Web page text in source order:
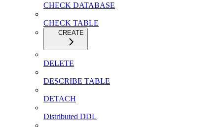
CHECK DATABASE
CHECK TABLE
CREATE
DELETE
DESCRIBE TABLE
DETACH
Distributed DDL